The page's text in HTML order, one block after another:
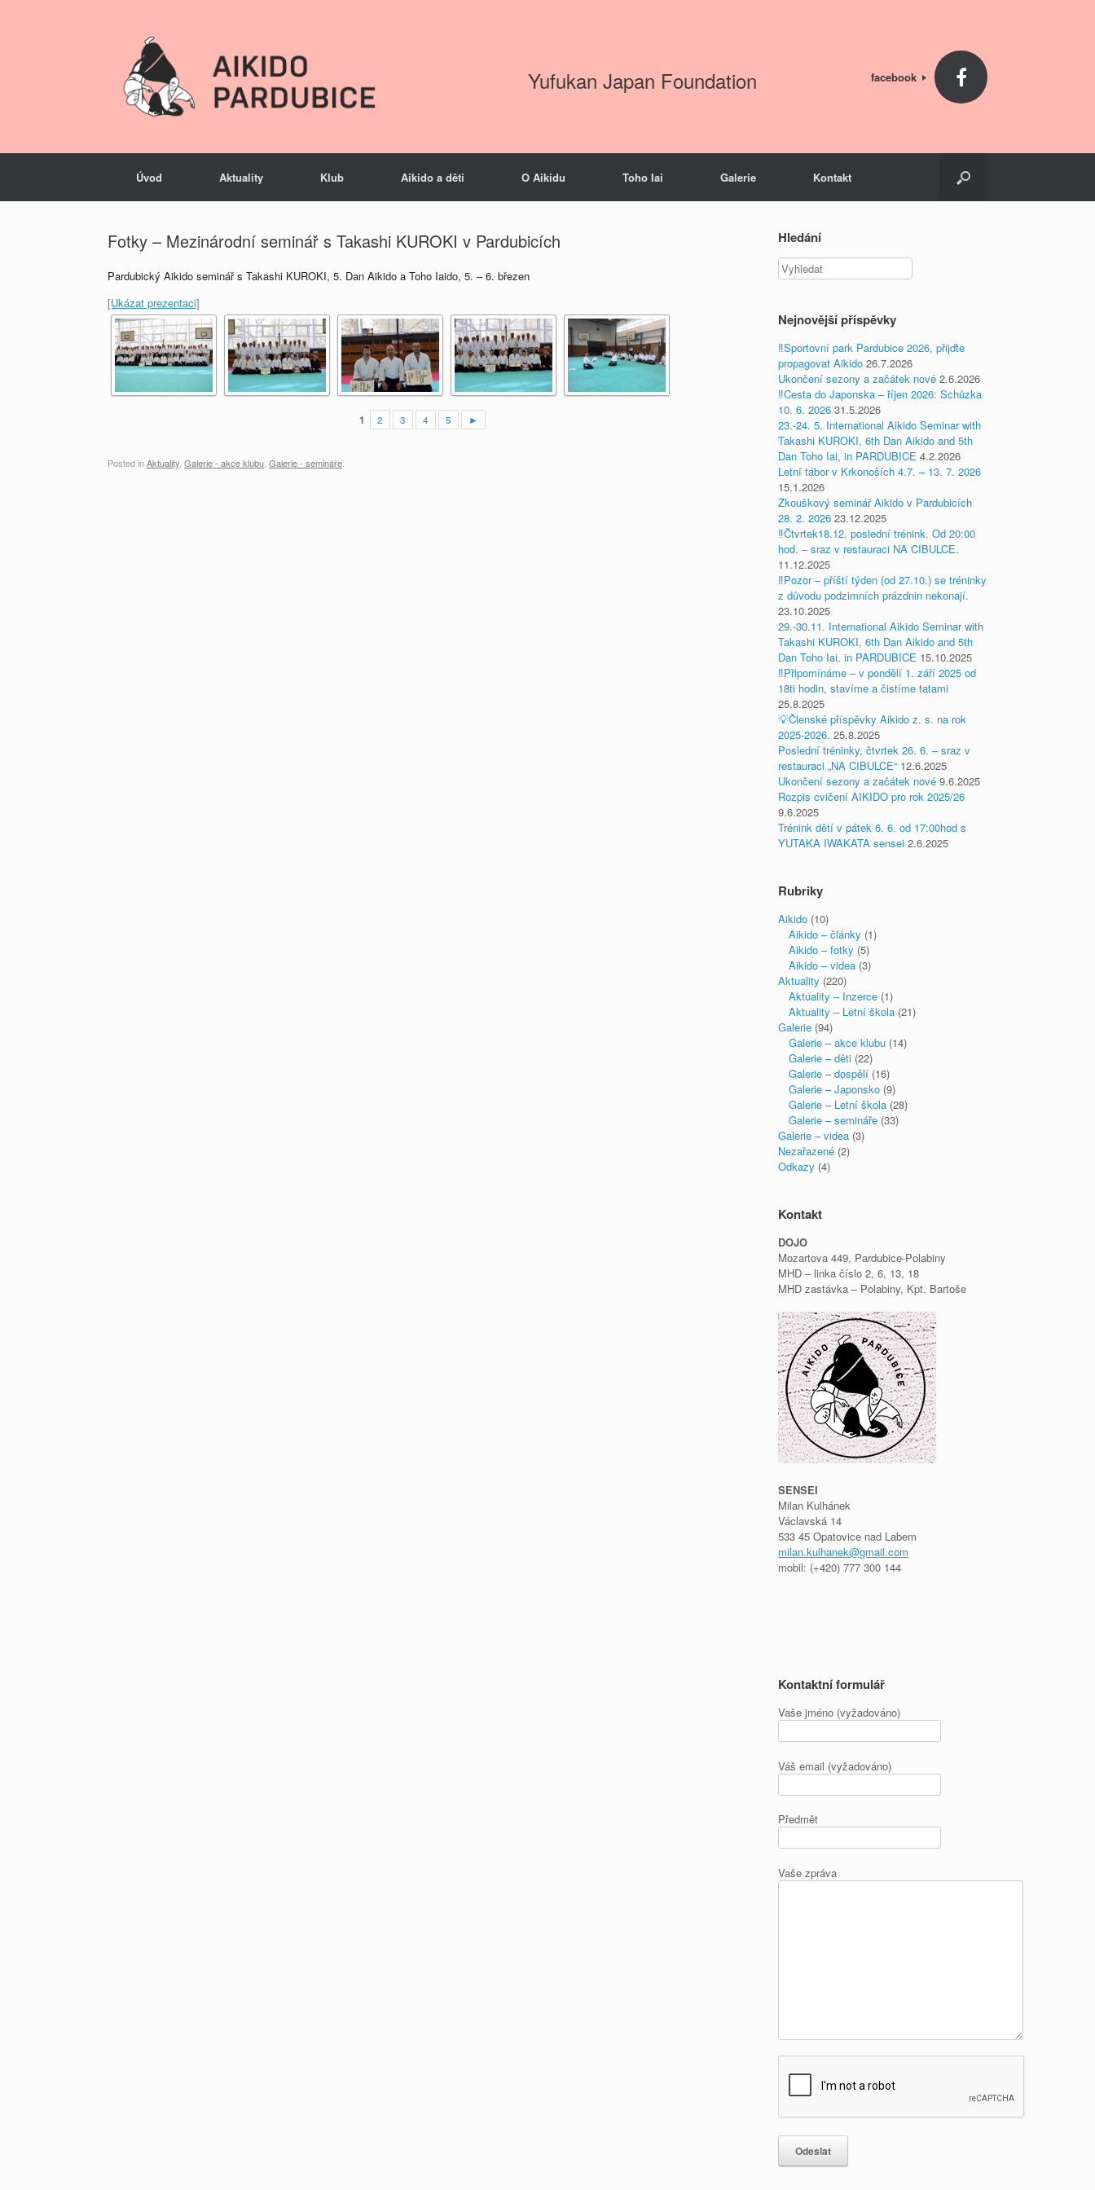
Yufukan Japan Foundation facebook
Úvod Aktuality Klub Aikido a děti O Aikidu Toho Iai Galerie Kontakt
Fotky – Mezinárodní seminář s Takashi KUROKI v Pardubicích
Pardubický Aikido seminář s Takashi KUROKI, 5. Dan Aikido a Toho Iaido, 5. – 6. březen
[Ukázat prezentaci]
1 2 3 4 5 ►
Posted inAktuality Galerie - akce klubu Galerie - semináře
Hledání
Vyhledat
Nejnovější příspěvky
‼️Sportovní park Pardubice 2026, přijďte
propagovat Aikido 26.7.2026
Ukončení sezony a začátek nové 2.6.2026
‼️Cesta do Japonska – říjen 2026: Schůzka
10. 6. 2026 31.5.2026
23.-24. 5. International Aikido Seminar with
Takashi KUROKI, 6th Dan Aikido and 5th
Dan Toho Iai, in PARDUBICE 4.2.2026
Letní tábor v Krkonoších 4.7. – 13. 7. 2026
15.1.2026
Zkouškový seminář Aikido v Pardubicích
28. 2. 2026 23.12.2025
‼️Čtvrtek18.12. poslední trénink. Od 20:00
hod. – sraz v restauraci NA CIBULCE.
11.12.2025
‼️Pozor – příští týden (od 27.10.) se tréninky
z důvodu podzimních prázdnin nekonají.
23.10.2025
29.-30.11. International Aikido Seminar with
Takashi KUROKI, 6th Dan Aikido and 5th
Dan Toho Iai, in PARDUBICE 15.10.2025
‼️Připomínáme – v pondělí 1. září 2025 od
18ti hodin, stavíme a čistíme tatami
25.8.2025
💡Členské příspěvky Aikido z. s. na rok
2025-2026. 25.8.2025
Poslední tréninky, čtvrtek 26. 6. – sraz v
restauraci „NA CIBULCE“ 12.6.2025
Ukončení sezony a začátek nové 9.6.2025
Rozpis cvičení AIKIDO pro rok 2025/26
9.6.2025
Trénink dětí v pátek 6. 6. od 17:00hod s
YUTAKA IWAKATA sensei 2.6.2025
Rubriky
Aikido (10)
Aikido – články (1)
Aikido – fotky (5)
Aikido – videa (3)
Aktuality (220)
Aktuality – Inzerce (1)
Aktuality – Letní škola (21)
Galerie (94)
Galerie – akce klubu (14)
Galerie – děti (22)
Galerie – dospělí (16)
Galerie – Japonsko (9)
Galerie – Letní škola (28)
Galerie – semináře (33)
Galerie – videa (3)
Nezařazené (2)
Odkazy (4)
Kontakt
DOJO
Mozartova 449, Pardubice-Polabiny
MHD – linka číslo 2, 6, 13, 18
MHD zastávka – Polabiny, Kpt. Bartoše
SENSEI
Milan Kulhánek
Václavská 14
533 45 Opatovice nad Labem
milan.kulhanek@gmail.com
mobil: (+420) 777 300 144
Kontaktní formulář
Vaše jméno (vyžadováno)
Váš email (vyžadováno)
Předmět
Vaše zpráva